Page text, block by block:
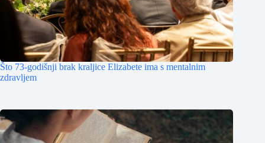
Što 73-godišnji brak kraljice Elizabete ima s mentalnim
zdravljem